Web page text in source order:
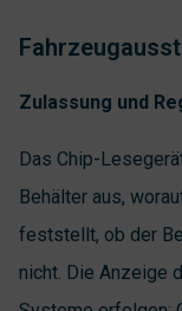
Zulassung und
Das Chip-
Behälter aus,
feststellt, ob der
nicht. Die Anzeige